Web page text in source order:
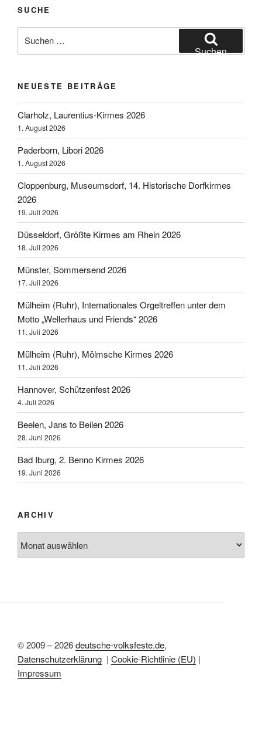
SUCHE
nach:
Suchen
NEUESTE BEITRÄGE
Clarholz, Laurentius-Kirmes 2026
1. August 2026
Paderborn, Libori 2026
1. August 2026
Cloppenburg, Museumsdorf, 14. Historische Dorfkirmes
2026
19. Juli 2026
Düsseldorf, Größte Kirmes am Rhein 2026
18. Juli 2026
Münster, Sommersend 2026
17. Juli 2026
Mülheim (Ruhr), Internationales Orgeltreffen unter dem
Motto „Wellerhaus und Friends“ 2026
11. Juli 2026
Mülheim (Ruhr), Mölmsche Kirmes 2026
11. Juli 2026
Hannover, Schützenfest 2026
4. Juli 2026
Beelen, Jans to Beilen 2026
28. Juni 2026
Bad Iburg, 2. Benno Kirmes 2026
19. Juni 2026
ARCHIV
© 2009 – 2026deutsche-volksfeste.de,
Datenschutzerklärung | Cookie-Richtlinie (EU) |
Impressum